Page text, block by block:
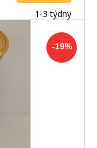
1-3 týdny
-19%